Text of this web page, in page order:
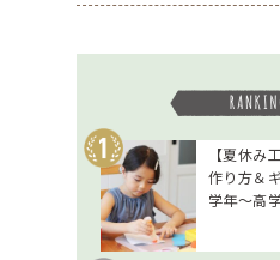
【夏休み
作り方＆
学年～高